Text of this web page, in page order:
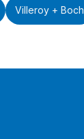
Villeroy + Boch